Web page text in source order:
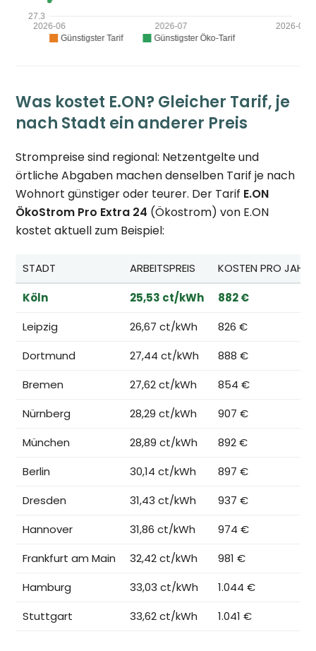
Was kostet E.ON? Gleicher Tarif, je
nach Stadt ein anderer Preis
Strompreise sind regional: Netzentgelte und
örtliche Abgaben machen denselben Tarif je nach
Wohnort günstiger oder teurer. Der Tarif E.ON
ÖkoStrom Pro Extra 24 (Ökostrom) von E.ON
kostet aktuell zum Beispiel:
STADT ARBEITSPREIS
KOSTEN PRO JAHR*
Köln
25,53 ct/kWh
882 €
Leipzig
26,67 ct/kWh
826 €
Dortmund
27,44 ct/kWh
888 €
Bremen
27,62 ct/kWh
854 €
Nürnberg
28,29 ct/kWh
907 €
München
28,89 ct/kWh
892 €
Berlin
30,14 ct/kWh
897 €
Dresden
31,43 ct/kWh
937 €
Hannover
31,86 ct/kWh
974 €
Frankfurt am Main
32,42 ct/kWh
981 €
Hamburg
33,03 ct/kWh
1.044 €
Stuttgart
33,62 ct/kWh 1.041 €